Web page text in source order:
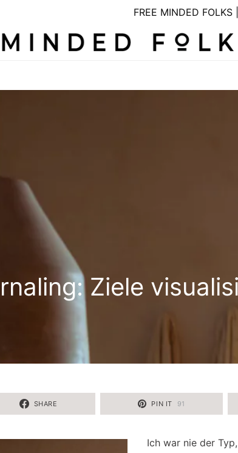
FREE MINDED
Ziele
SHARE PIN IT 91
Ich war nie der